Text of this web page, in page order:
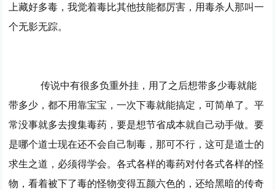
上藏好多毒，我觉着毒比其他技能都厉害，用毒杀人那叫一
个无影无踪。
传说中有很多负重外挂，用了之后想带多少毒就能
带多少，都不用靠宝宝，一次下毒就能搞定，可简单了。平
常没事就多去搜集毒药，要是想节省成本就自己动手做。要
是哪个道士现在还不会自己制毒，那可不行，这可是道士的
求生之道，必须得学会。各式各样的毒药对付各式各样的怪
物，看着被下了毒的怪物变得五颜六色的，还给黑暗的传奇